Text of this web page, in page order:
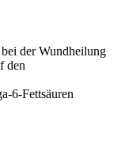
der Wundheilung
den
6-Fettsäuren